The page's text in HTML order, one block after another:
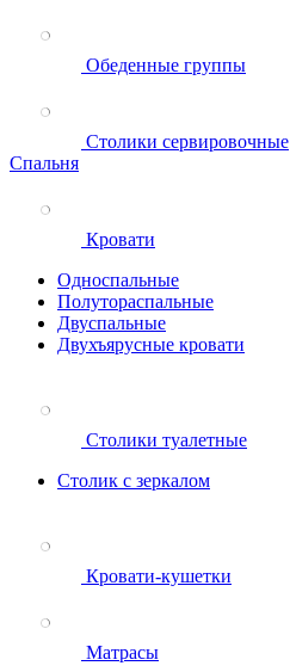
Обеденные группы
Столики сервировочные
Спальня
Кровати
Односпальные
Полутораспальные
Двуспальные
Двухъярусные кровати
Столики туалетные
Столик с зеркалом
Кровати-кушетки
Матрасы